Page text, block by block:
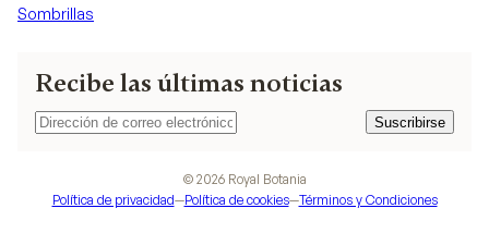
Recibe las últimas noticias
Suscribirse
Suscribirse
Sombrillas
© 2026 Royal Botania
Política de privacidad—Política de cookies—Términos y Condiciones